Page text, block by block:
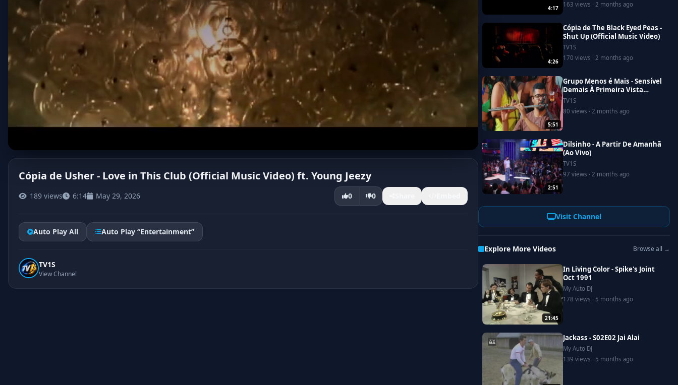
Cópia de Usher - Love in This Club (Official Music Video) ft. Young Jeezy
189 views 6:14 May 29, 2026 0 0
Auto Play All Auto Play “Entertainment”
TV1S
View Channel
4:17
163 views · 2 months ago
4:26
Cópia de The Black Eyed Peas -
Shut Up (Official Music Video)
TV1S
170 views · 2 months ago
5:51
Grupo Menos é Mais - Sensível
Demais À Primeira Vista
Telegrama (Ao Vivo) (Clipe
Oficial)
TV1S
80 views · 2 months ago
2:51
Dilsinho - A Partir De Amanhã
(Ao Vivo)
TV1S
97 views · 2 months ago
Visit Channel
Explore More Videos Browse all →
21:45
In Living Color - Spike's Joint
Oct 1991
My Auto DJ
178 views · 5 months ago
Jackass - S02E02 Jai Alai
My Auto DJ
139 views · 5 months ago